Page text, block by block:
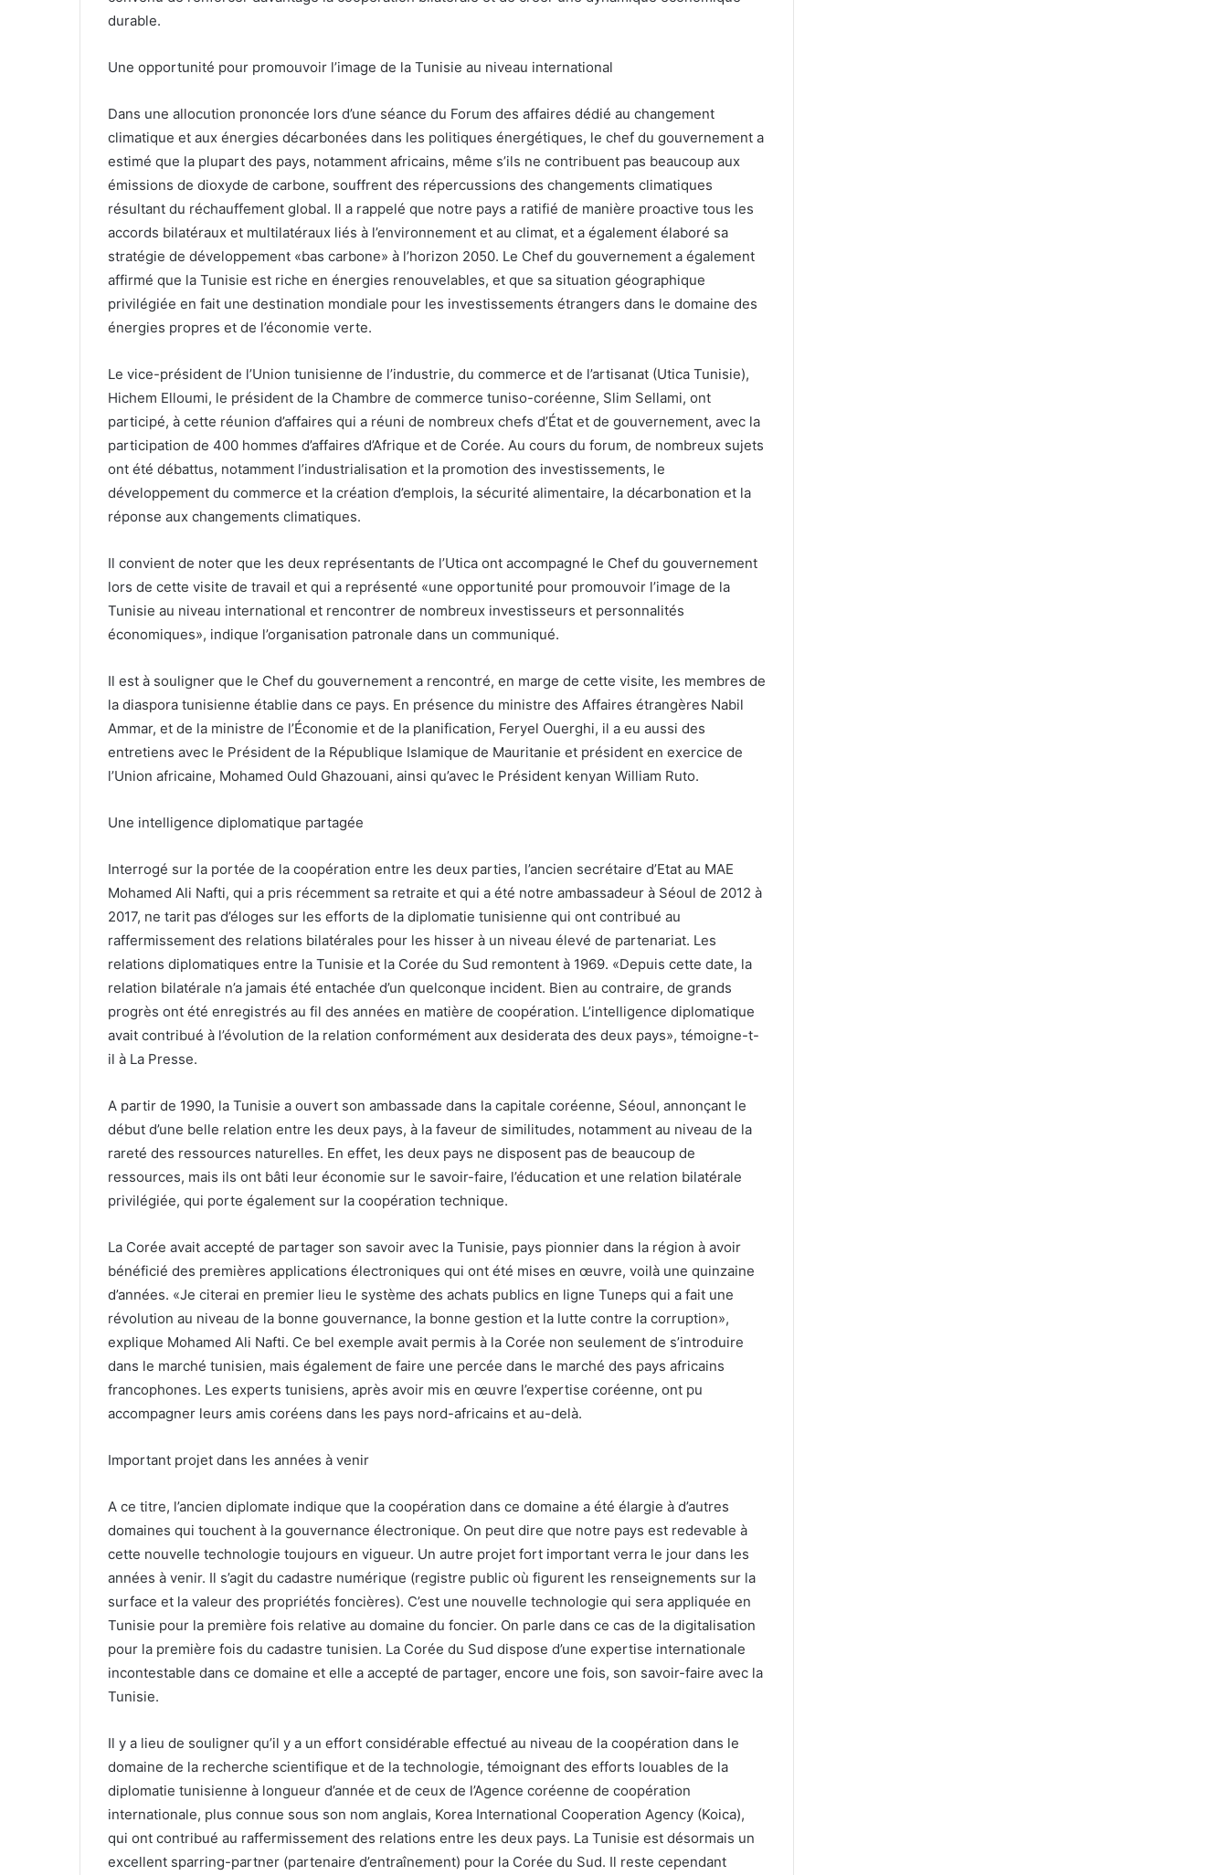
durable.
Une opportunité pour promouvoir l’image de la Tunisie au niveau international
Dans une allocution prononcée lors d’une séance du Forum des affaires dédié au changement
climatique et aux énergies décarbonées dans les politiques énergétiques, le chef du gouvernement a
estimé que la plupart des pays, notamment africains, même s’ils ne contribuent pas beaucoup aux
émissions de dioxyde de carbone, souffrent des répercussions des changements climatiques
résultant du réchauffement global. Il a rappelé que notre pays a ratifié de manière proactive tous les
accords bilatéraux et multilatéraux liés à l’environnement et au climat, et a également élaboré sa
stratégie de développement «bas carbone» à l’horizon 2050. Le Chef du gouvernement a également
affirmé que la Tunisie est riche en énergies renouvelables, et que sa situation géographique
privilégiée en fait une destination mondiale pour les investissements étrangers dans le domaine des
énergies propres et de l’économie verte.
Le vice-président de l’Union tunisienne de l’industrie, du commerce et de l’artisanat (Utica Tunisie),
Hichem Elloumi, le président de la Chambre de commerce tuniso-coréenne, Slim Sellami, ont
participé, à cette réunion d’affaires qui a réuni de nombreux chefs d’État et de gouvernement, avec la
participation de 400 hommes d’affaires d’Afrique et de Corée. Au cours du forum, de nombreux sujets
ont été débattus, notamment l’industrialisation et la promotion des investissements, le
développement du commerce et la création d’emplois, la sécurité alimentaire, la décarbonation et la
réponse aux changements climatiques.
Il convient de noter que les deux représentants de l’Utica ont accompagné le Chef du gouvernement
lors de cette visite de travail et qui a représenté «une opportunité pour promouvoir l’image de la
Tunisie au niveau international et rencontrer de nombreux investisseurs et personnalités
économiques», indique l’organisation patronale dans un communiqué.
Il est à souligner que le Chef du gouvernement a rencontré, en marge de cette visite, les membres de
la diaspora tunisienne établie dans ce pays. En présence du ministre des Affaires étrangères Nabil
Ammar, et de la ministre de l’Économie et de la planification, Feryel Ouerghi, il a eu aussi des
entretiens avec le Président de la République Islamique de Mauritanie et président en exercice de
l’Union africaine, Mohamed Ould Ghazouani, ainsi qu’avec le Président kenyan William Ruto.
Une intelligence diplomatique partagée
Interrogé sur la portée de la coopération entre les deux parties, l’ancien secrétaire d’Etat au MAE
Mohamed Ali Nafti, qui a pris récemment sa retraite et qui a été notre ambassadeur à Séoul de 2012 à
2017, ne tarit pas d’éloges sur les efforts de la diplomatie tunisienne qui ont contribué au
raffermissement des relations bilatérales pour les hisser à un niveau élevé de partenariat. Les
relations diplomatiques entre la Tunisie et la Corée du Sud remontent à 1969. «Depuis cette date, la
relation bilatérale n’a jamais été entachée d’un quelconque incident. Bien au contraire, de grands
progrès ont été enregistrés au fil des années en matière de coopération. L’intelligence diplomatique
avait contribué à l’évolution de la relation conformément aux desiderata des deux pays», témoigne-t-
il à La Presse.
A partir de 1990, la Tunisie a ouvert son ambassade dans la capitale coréenne, Séoul, annonçant le
début d’une belle relation entre les deux pays, à la faveur de similitudes, notamment au niveau de la
rareté des ressources naturelles. En effet, les deux pays ne disposent pas de beaucoup de
ressources, mais ils ont bâti leur économie sur le savoir-faire, l’éducation et une relation bilatérale
privilégiée, qui porte également sur la coopération technique.
La Corée avait accepté de partager son savoir avec la Tunisie, pays pionnier dans la région à avoir
bénéficié des premières applications électroniques qui ont été mises en œuvre, voilà une quinzaine
d’années. «Je citerai en premier lieu le système des achats publics en ligne Tuneps qui a fait une
révolution au niveau de la bonne gouvernance, la bonne gestion et la lutte contre la corruption»,
explique Mohamed Ali Nafti. Ce bel exemple avait permis à la Corée non seulement de s’introduire
dans le marché tunisien, mais également de faire une percée dans le marché des pays africains
francophones. Les experts tunisiens, après avoir mis en œuvre l’expertise coréenne, ont pu
accompagner leurs amis coréens dans les pays nord-africains et au-delà.
Important projet dans les années à venir
A ce titre, l’ancien diplomate indique que la coopération dans ce domaine a été élargie à d’autres
domaines qui touchent à la gouvernance électronique. On peut dire que notre pays est redevable à
cette nouvelle technologie toujours en vigueur. Un autre projet fort important verra le jour dans les
années à venir. Il s’agit du cadastre numérique (registre public où figurent les renseignements sur la
surface et la valeur des propriétés foncières). C’est une nouvelle technologie qui sera appliquée en
Tunisie pour la première fois relative au domaine du foncier. On parle dans ce cas de la digitalisation
pour la première fois du cadastre tunisien. La Corée du Sud dispose d’une expertise internationale
incontestable dans ce domaine et elle a accepté de partager, encore une fois, son savoir-faire avec la
Tunisie.
Il y a lieu de souligner qu’il y a un effort considérable effectué au niveau de la coopération dans le
domaine de la recherche scientifique et de la technologie, témoignant des efforts louables de la
diplomatie tunisienne à longueur d’année et de ceux de l’Agence coréenne de coopération
internationale, plus connue sous son nom anglais, Korea International Cooperation Agency (Koica),
qui ont contribué au raffermissement des relations entre les deux pays. La Tunisie est désormais un
excellent sparring-partner (partenaire d’entraînement) pour la Corée du Sud. Il reste cependant